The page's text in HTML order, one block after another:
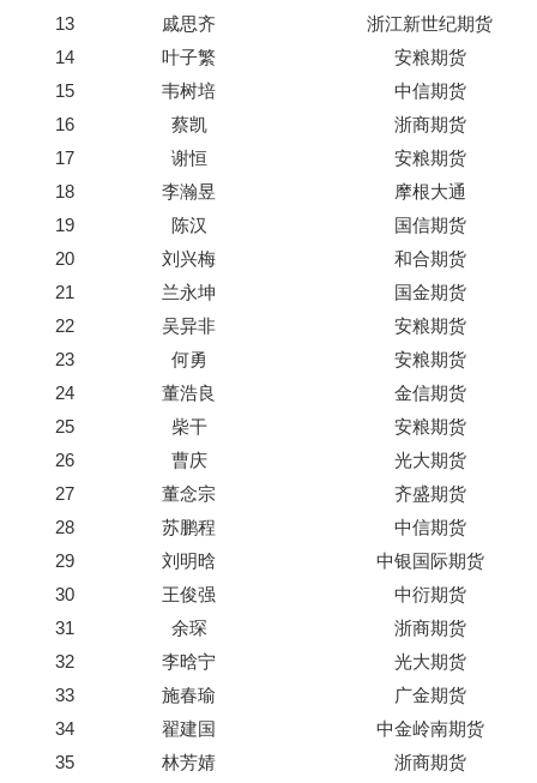
13 戚思齐
浙江新世纪期货
14
叶子繁
安粮期货
15
韦树培
中信期货
16
蔡凯
浙商期货
17
谢恒
安粮期货
18
李瀚昱
摩根大通
19
陈汉
国信期货
20
刘兴梅
和合期货
21
兰永坤
国金期货
22
吴异非
安粮期货
23
何勇
安粮期货
24
董浩良
金信期货
25
柴干
安粮期货
26
曹庆
光大期货
27
董念宗
齐盛期货
28
苏鹏程
中信期货
29
刘明晗
中银国际期货
30
王俊强
中衍期货
31
余琛
浙商期货
32
李晗宁
光大期货
33
施春瑜
广金期货
34
翟建国
中金岭南期货
35
林芳婧
浙商期货